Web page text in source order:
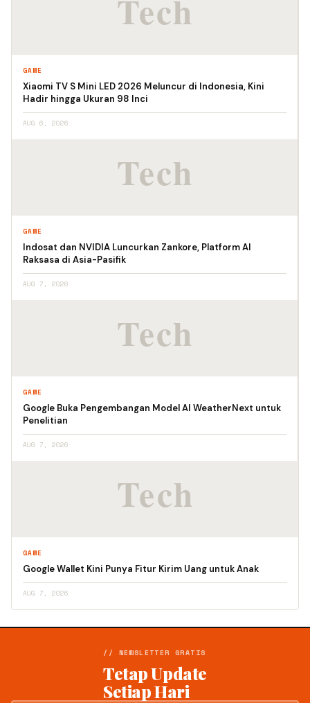
GAME
Xiaomi TV S Mini LED 2026 Meluncur di Indonesia, Kini
Hadir hingga Ukuran 98 Inci
AUG 6, 2026
GAME
Indosat dan NVIDIA Luncurkan Zankore, Platform AI
Raksasa di Asia-Pasifik
AUG 7, 2026
GAME
Google Buka Pengembangan Model AI WeatherNext untuk
Penelitian
AUG 7, 2026
GAME
Google Wallet Kini Punya Fitur Kirim Uang untuk Anak
AUG 7, 2026
// NEWSLETTER GRATIS
Tetap Update
Setiap Hari